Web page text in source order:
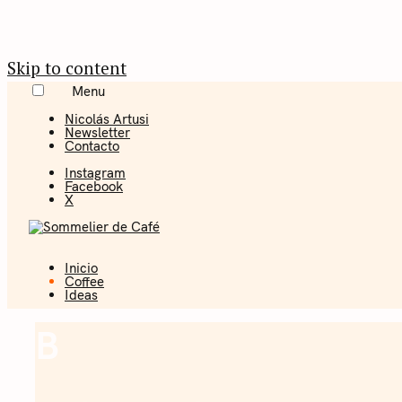
Skip to content
Menu
Nicolás Artusi
Newsletter
Contacto
Instagram
Facebook
X
Coffee + Ideas
Inicio
Coffee
Ideas